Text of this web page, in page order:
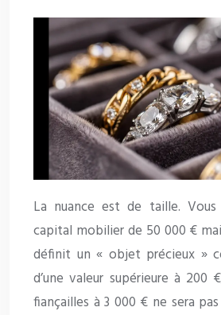
La nuance est de taille.
capital mobilier de 50 000 €
définit un « objet précieux »
d’une valeur supérieure à 200
fiançailles à 3 000 € ne sera